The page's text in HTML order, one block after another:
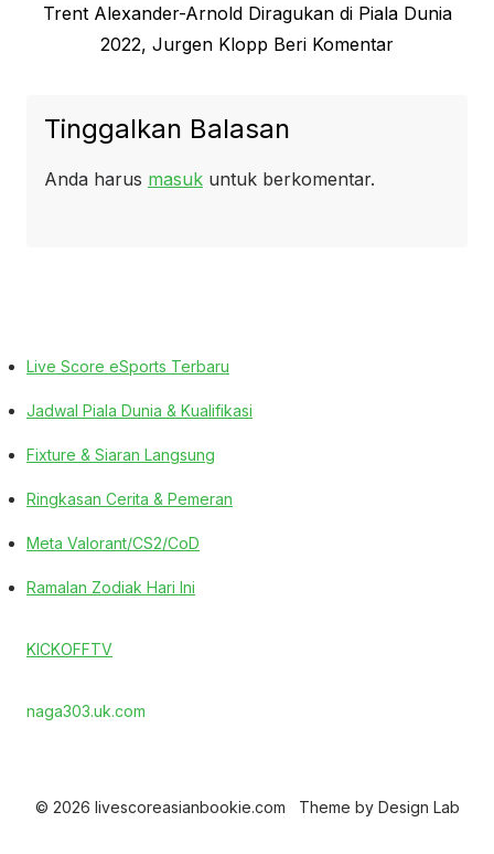
Next
Trent Alexander-Arnold Diragukan di Piala Dunia
2022, Jurgen Klopp Beri Komentar
Tinggalkan Balasan
Anda harus masuk untuk berkomentar.
Live Score eSports Terbaru
Jadwal Piala Dunia & Kualifikasi
Fixture & Siaran Langsung
Ringkasan Cerita & Pemeran
Meta Valorant/CS2/CoD
Ramalan Zodiak Hari Ini
KICKOFFTV
naga303.uk.com
© 2026 livescoreasianbookie.com Theme by Design Lab